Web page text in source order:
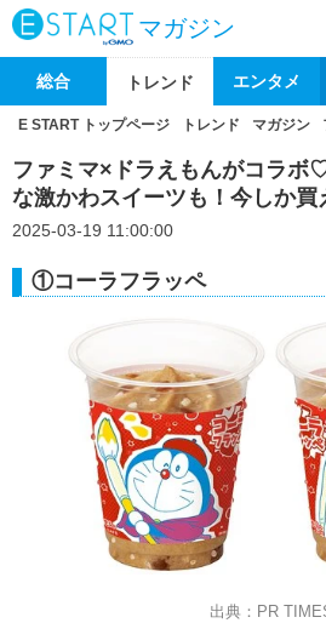
マガジン
総合 トレンド エンタメ
E START トップページ トレンド マガジン
ファミマ×ドラえもんがコラボ
な激かわスイーツも！今しか買
2025-03-19 11:00:00
①コーラフラッペ
出典：PR